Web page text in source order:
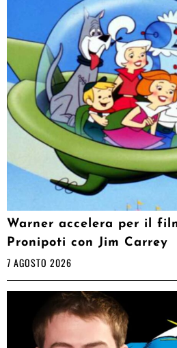
Warner accelera per il
Pronipoti con Jim Carrey
7 AGOSTO 2026